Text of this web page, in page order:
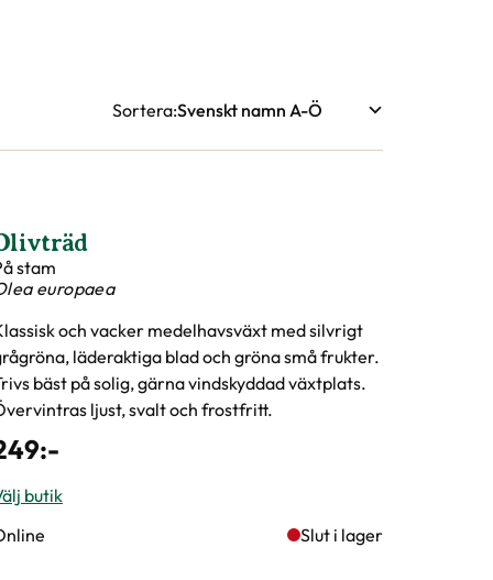
Sortera
stam
europaea
och vacker medelhavsväxt med silvrigt
läderaktiga blad och gröna små frukter.
bäst på solig, gärna vindskyddad växtplats.
ljust, svalt och frostfritt.
:-
butik
Slut i lager